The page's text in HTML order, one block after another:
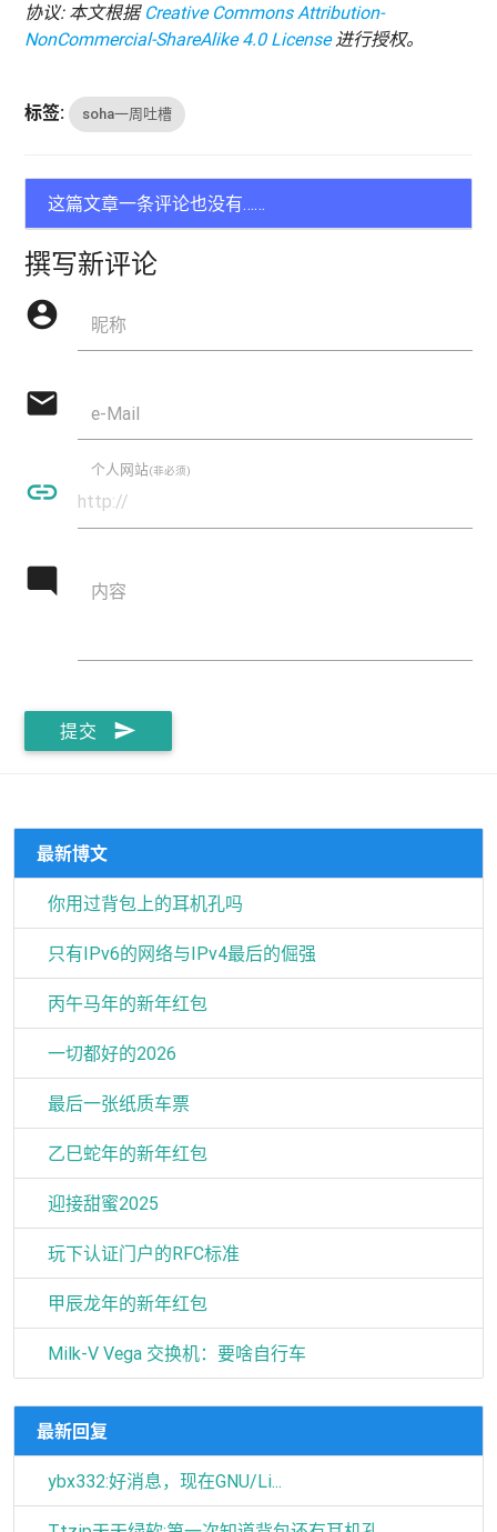
协议: 本文根据 Creative Commons Attribution-
NonCommercial-ShareAlike 4.0 License进行授权。
标签: soha一周吐槽
这篇文章一条评论也没有……
撰写新评论
account_circle 昵称
mail e-Mail
insert_link
个人网站(非必须)
mode_comment 内容
提交 send
最新博文
你用过背包上的耳机孔吗
只有IPv6的网络与IPv4最后的倔强
丙午马年的新年红包
一切都好的2026
最后一张纸质车票
乙巳蛇年的新年红包
迎接甜蜜2025
玩下认证门户的RFC标准
甲辰龙年的新年红包
Milk-V Vega 交换机：要啥自行车
最新回复
ybx332:好消息，现在GNU/Li...